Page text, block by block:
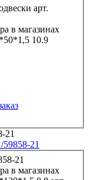
в магазинах
10.9
21
в магазинах